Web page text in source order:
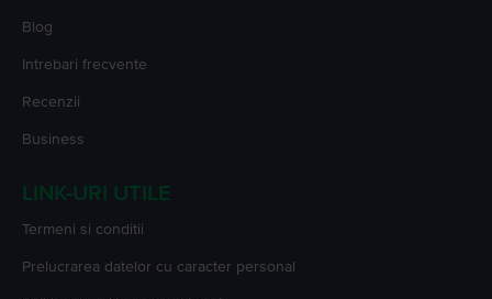
Blog
Intrebari frecvente
Recenzii
Business
LINK-URI UTILE
Termeni si conditii
Prelucrarea datelor cu caracter personal